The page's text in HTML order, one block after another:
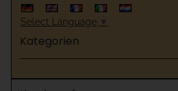
Select Language ▼
Kategorien